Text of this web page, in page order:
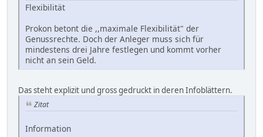
Flexibilität
Prokon betont die ,,maximale Flexibilität" der
Genussrechte. Doch der Anleger muss sich für
mindestens drei Jahre festlegen und kommt vorher
nicht an sein Geld.
Das steht explizit und gross gedruckt in deren Infoblättern.
Zitat
Information